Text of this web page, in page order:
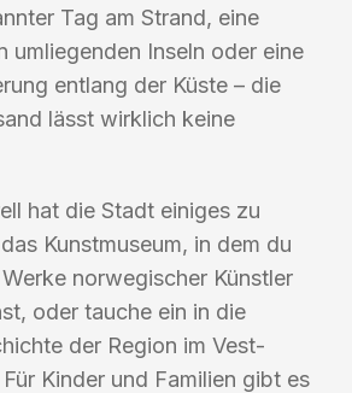
Tag am Strand, eine
umliegenden Inseln oder eine
entlang der Küste – die
lässt wirklich keine
hat die Stadt einiges zu
Kunstmuseum, in dem du
norwegischer Künstler
oder tauche ein in die
der Region im Vest-
Kinder und Familien gibt es